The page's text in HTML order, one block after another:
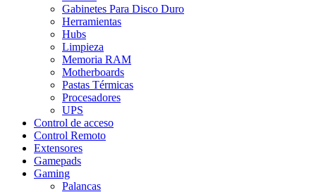
Gabinetes Para Disco Duro
Herramientas
Hubs
Limpieza
Memoria RAM
Motherboards
Pastas Térmicas
Procesadores
UPS
Control de acceso
Control Remoto
Extensores
Gamepads
Gaming
Palancas